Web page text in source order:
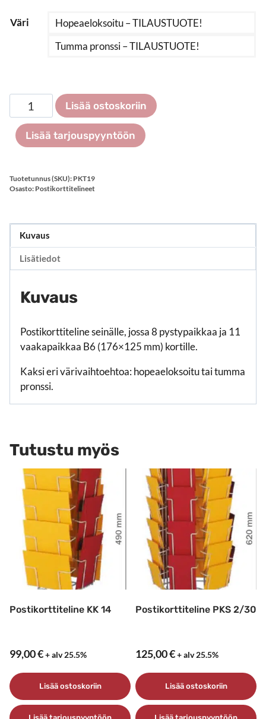
Väri
Hopeaeloksoitu – TILAUSTUOTE!
Tumma pronssi – TILAUSTUOTE!
Postikorttiteline
seinälle
19
määrä
Lisää ostoskoriin
Lisää tarjouspyyntöön
Tuotetunnus (SKU): PKT19
Osasto: Postikorttitelineet
Kuvaus
Lisätiedot
Kuvaus
Postikorttiteline seinälle, jossa 8 pystypaikkaa ja 11
vaakapaikkaa B6 (176×125 mm) kortille.
Kaksi eri värivaihtoehtoa: hopeaeloksoitu tai tumma
pronssi.
Tutustu myös
Postikorttiteline KK 14
99,00€+ alv 25.5%
Lisää ostoskoriin
Postikorttiteline PKS 2/30
125,00€+ alv 25.5%
Lisää ostoskoriin